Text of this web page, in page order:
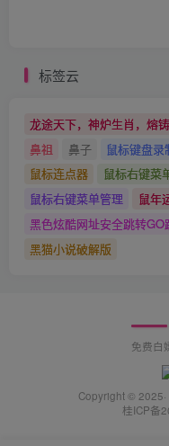
标签云
龙途天下，神炉生肖，熔
鼻祖
鼻子
鼠标键盘
鼠标连点器
鼠标右键菜
鼠标右键菜单管理
鼠年
黑色炫酷网址安全跳转
黑猫小说破解版
免费白
Copyright ©
桂ICP备